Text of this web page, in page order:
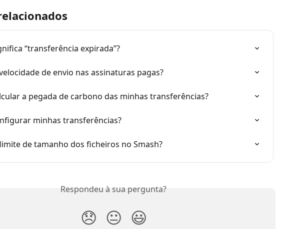
“transferência expirada”?
de envio nas assinaturas pagas?
a pegada de carbono das minhas transferências?
minhas transferências?
de tamanho dos ficheiros no Smash?
Respondeu à sua pergunta?
😞 😐 😃